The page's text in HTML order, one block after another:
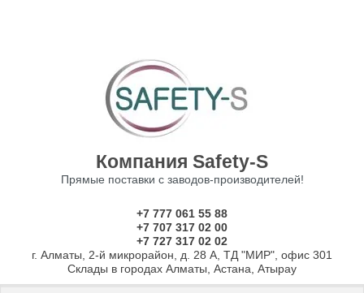
Компания Safety-S
Прямые поставки с заводов-производителей!
+7 777 061 55 88
+7 707 317 02 00
+7 727 317 02 02
г. Алматы, 2-й микрорайон, д. 28 А, ТД "МИР", офис 301
Склады в городах Алматы, Астана, Атырау